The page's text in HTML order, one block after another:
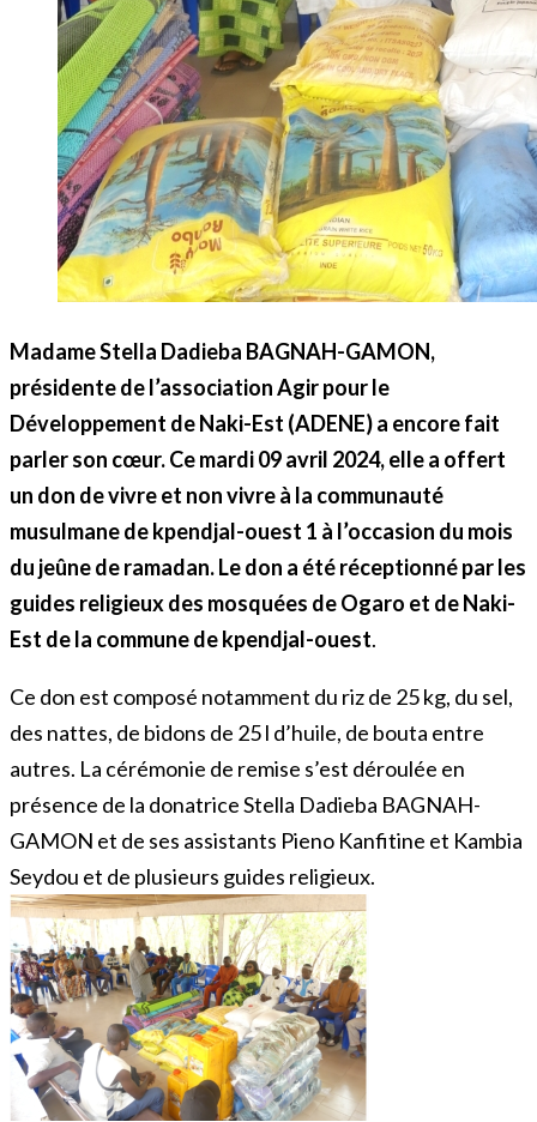
Madame Stella Dadieba BAGNAH-GAMON,
présidente de l’association Agir pour le
Développement de Naki-Est (ADENE) a encore fait
parler son cœur. Ce mardi 09 avril 2024, elle a offert
un don de vivre et non vivre à la communauté
musulmane de kpendjal-ouest 1 à l’occasion du mois
du jeûne de ramadan. Le don a été réceptionné par les
guides religieux des mosquées de Ogaro et de Naki-
Est de la commune de kpendjal-ouest.
Ce don est composé notamment du riz de 25 kg, du sel,
des nattes, de bidons de 25 l d’huile, de bouta entre
autres. La cérémonie de remise s’est déroulée en
présence de la donatrice Stella Dadieba BAGNAH-
GAMON et de ses assistants Pieno Kanfitine et Kambia
Seydou et de plusieurs guides religieux.